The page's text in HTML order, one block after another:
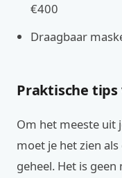
€400
Draagbaar
Praktische
Om het meeste uit
moet je het zien
geheel. Het is